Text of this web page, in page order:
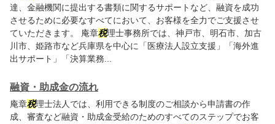
達、金融機関に提出する書類に関するサポートなど、融資を成功
させるために必要なすべてにおいて、お客様を全力でご支援させ
ていただきます。 庵章税理士事務所では、神戸市、明石市、加古
川市、姫路市など兵庫県を中心に「医療法人設立支援」「海外進
出サポート」「決算業務...
融資・助成金の流れ
庵章税理士法人では、利用できる制度のご相談から申請書の作
成、審査など融資・助成金受給のためのすべてのステップでお客